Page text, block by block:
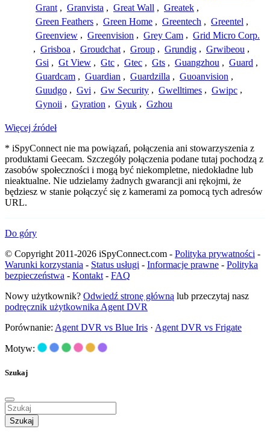
Grant , Granvista , Great Wall , Greatek ,
Green Feathers , Green Home , Greentech , Greentel ,
Greenview , Greenvision , Grey Cam , Grid Micro Corp.
, Grisboa , Groudchat , Group , Grundig , Grwibeou ,
Gsi , Gt View , Gtc , Gtec , Gts , Guangzhou , Guard ,
Guardcam , Guardian , Guardzilla , Guoanvision ,
Guudgo , Gvi , Gw Security , Gwelltimes , Gwipc ,
Gynoii , Gyration , Gyuk , Gzhou
Więcej źródeł
* iSpyConnect nie ma powiązań, połączenia ani stowarzyszenia z
produktami Geecam. Szczegóły połączenia podane tutaj pochodzą z
zasobów społeczności i mogą być niekompletne, niedokładne lub
nieaktualne. Nie udzielamy żadnych gwarancji ani rękojmi, że
będziesz w stanie połączyć się z kamerami za pomocą tych adresów
URL.
Do góry
© Copyright 2011-2026 iSpyConnect.com - Polityka prywatności -
Warunki korzystania - Status usługi - Informacje prawne - Polityka
bezpieczeństwa - Kontakt - FAQ
Nowy użytkownik? Odwiedź stronę główną lub przeczytaj nasz
podręcznik użytkownika Agent DVR
Porównanie: Agent DVR vs Blue Iris · Agent DVR vs Frigate
Motyw:
Szukaj
Szukaj